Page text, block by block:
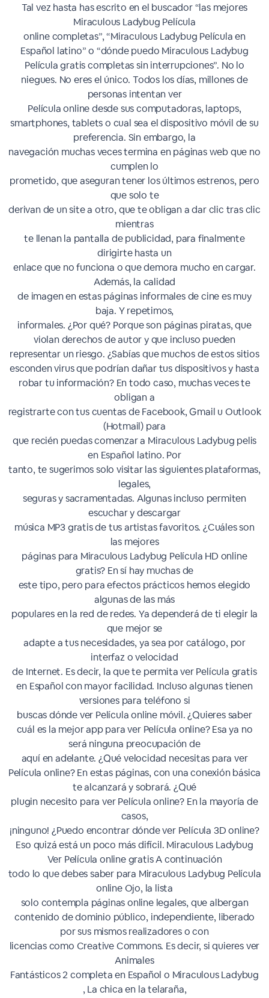
Tal vez hasta has escrito en el buscador “las mejores
Miraculous Ladybug Película
online completas”, “Miraculous Ladybug Película en
Español latino” o “dónde puedo Miraculous Ladybug
Película gratis completas sin interrupciones”. No lo
niegues. No eres el único. Todos los días, millones de
personas intentan ver
Película online desde sus computadoras, laptops,
smartphones, tablets o cual sea el dispositivo móvil de su
preferencia. Sin embargo, la
navegación muchas veces termina en páginas web que no
cumplen lo
prometido, que aseguran tener los últimos estrenos, pero
que solo te
derivan de un site a otro, que te obligan a dar clic tras clic
mientras
te llenan la pantalla de publicidad, para finalmente
dirigirte hasta un
enlace que no funciona o que demora mucho en cargar.
Además, la calidad
de imagen en estas páginas informales de cine es muy
baja. Y repetimos,
informales. ¿Por qué? Porque son páginas piratas, que
violan derechos de autor y que incluso pueden
representar un riesgo. ¿Sabías que muchos de estos sitios
esconden virus que podrían dañar tus dispositivos y hasta
robar tu información? En todo caso, muchas veces te
obligan a
registrarte con tus cuentas de Facebook, Gmail u Outlook
(Hotmail) para
que recién puedas comenzar a Miraculous Ladybug pelis
en Español latino. Por
tanto, te sugerimos solo visitar las siguientes plataformas,
legales,
seguras y sacramentadas. Algunas incluso permiten
escuchar y descargar
música MP3 gratis de tus artistas favoritos. ¿Cuáles son
las mejores
páginas para Miraculous Ladybug Película HD online
gratis? En sí hay muchas de
este tipo, pero para efectos prácticos hemos elegido
algunas de las más
populares en la red de redes. Ya dependerá de ti elegir la
que mejor se
adapte a tus necesidades, ya sea por catálogo, por
interfaz o velocidad
de Internet. Es decir, la que te permita ver Película gratis
en Español con mayor facilidad. Incluso algunas tienen
versiones para teléfono si
buscas dónde ver Película online móvil. ¿Quieres saber
cuál es la mejor app para ver Película online? Esa ya no
será ninguna preocupación de
aquí en adelante. ¿Qué velocidad necesitas para ver
Película online? En estas páginas, con una conexión básica
te alcanzará y sobrará. ¿Qué
plugin necesito para ver Película online? En la mayoría de
casos,
¡ninguno! ¿Puedo encontrar dónde ver Película 3D online?
Eso quizá está un poco más difícil. Miraculous Ladybug
Ver Película online gratis A continuación
todo lo que debes saber para Miraculous Ladybug Película
online Ojo, la lista
solo contempla páginas online legales, que albergan
contenido de dominio público, independiente, liberado
por sus mismos realizadores o con
licencias como Creative Commons. Es decir, si quieres ver
Animales
Fantásticos 2 completa en Español o Miraculous Ladybug
, La chica en la telaraña,